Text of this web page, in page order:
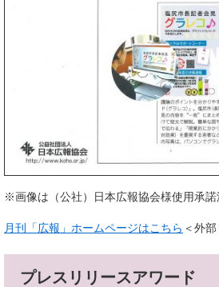
※画像は（公社）日本広報協会様使用承諾
月刊「広報」ホームページはこちら ＜外
プレスリリースアワード